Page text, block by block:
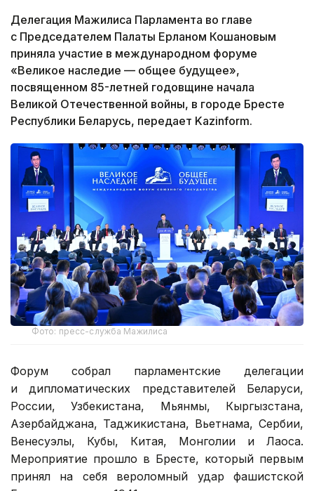
Делегация Мажилиса Парламента во главе
с Председателем Палаты Ерланом Кошановым
приняла участие в международном форуме
«Великое наследие — общее будущее»,
посвященном 85-летней годовщине начала
Великой Отечественной войны, в городе Бресте
Республики Беларусь, передает Kazinform.
Фото: пресс-служба Мажилиса
Форум собрал парламентские делегации
и дипломатических представителей Беларуси,
России, Узбекистана, Мьянмы, Кыргызстана,
Азербайджана, Таджикистана, Вьетнама, Сербии,
Венесуэлы, Кубы, Китая, Монголии и Лаоса.
Мероприятие прошло в Бресте, который первым
принял на себя вероломный удар фашистской